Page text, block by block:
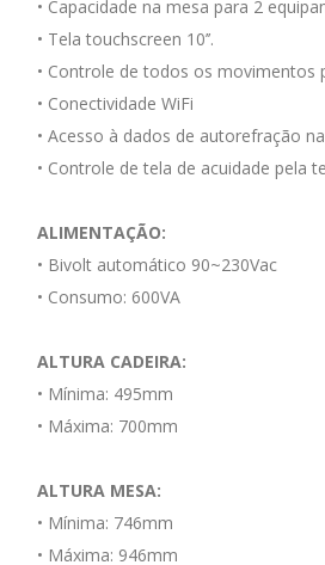
• Capacidade na mesa para 2
• Tela touchscreen 10’’.
• Controle de todos os movimentos
• Conectividade WiFi
• Acesso à dados de autorefração
• Controle de tela de acuidade pela
ALIMENTAÇÃO:
• Bivolt automático 90~230Vac
• Consumo: 600VA
ALTURA CADEIRA:
• Mínima: 495mm
• Máxima: 700mm
ALTURA MESA:
• Mínima: 746mm
• Máxima: 946mm